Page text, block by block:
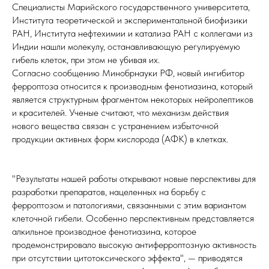
Специалисты Марийского государственного университета,
Института теоретической и экспериментальной биофизики
РАН, Института нефтехимии и катализа РАН с коллегами из
Индии нашли молекулу, останавливающую регулируемую
гибель клеток, при этом не убивая их.
Согласно сообщению Минобрнауки РФ, новый ингибитор
ферроптоза относится к производным фенотиазина, который
является структурным фрагментом некоторых нейролептиков
и красителей. Ученые считают, что механизм действия
нового вещества связан с устранением избыточной
продукции активных форм кислорода (АФК) в клетках.
"Результаты нашей работы открывают новые перспективы для
разработки препаратов, нацеленных на борьбу с
ферроптозом и патологиями, связанными с этим вариантом
клеточной гибели. Особенно перспективным представляется
алкильное производное фенотиазина, которое
продемонстрировало высокую антиферроптозную активность
при отсутствии цитотоксического эффекта", — приводятся